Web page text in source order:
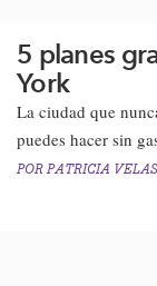
5 planes
York
​​La ciudad que
puedes hacer sin
POR PATRICIA